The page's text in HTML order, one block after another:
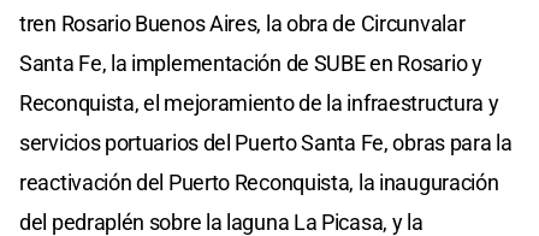
tren Rosario Buenos Aires, la obra de Circunvalar
Santa Fe, la implementación de SUBE en Rosario y
Reconquista, el mejoramiento de la infraestructura y
servicios portuarios del Puerto Santa Fe, obras para la
reactivación del Puerto Reconquista, la inauguración
del pedraplén sobre la laguna La Picasa, y la